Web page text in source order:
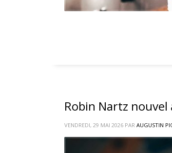
Robin Nartz nouvel
VENDREDI, 29 MAI 2026 PAR AUGUSTIN